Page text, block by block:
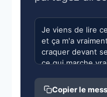
Copier le